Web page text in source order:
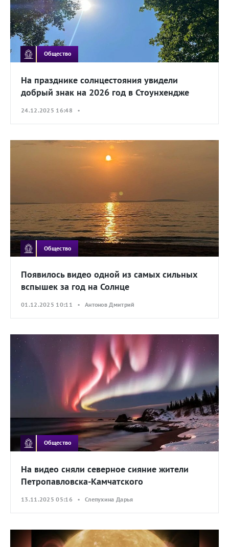
Общество
На празднике солнцестояния увидели
добрый знак на 2026 год в Стоунхендже
24.12.2025 16:48 •
Общество
Появилось видео одной из самых сильных
вспышек за год на Солнце
01.12.2025 10:11 • Антонов Дмитрий
Общество
На видео сняли северное сияние жители
Петропавловска-Камчатского
13.11.2025 05:16 • Слепухина Дарья